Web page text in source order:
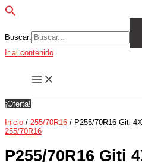
Buscar:
Ir al contenido
¡Oferta!
Inicio / 255/70R16 / P255/70R16 Giti
255/70R16
P255/70R16 Giti